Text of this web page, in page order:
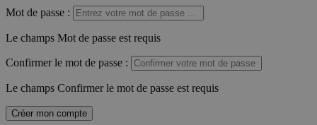
Mot de passe :
Le champs Mot de passe est requis
Confirmer le mot de passe :
Le champs Confirmer le mot de passe est requis
Créer mon compte